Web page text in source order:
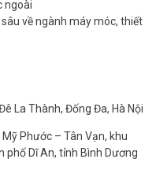
ngoài
về ngành máy móc, thiết
La Thành, Đống Đa, Hà Nội
Phước – Tân Vạn, khu
phố Dĩ An, tỉnh Bình Dương